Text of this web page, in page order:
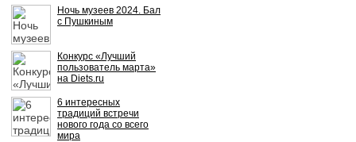
Ночь музеев 2024. Бал
с Пушкиным
Конкурс «Лучший
пользователь марта»
на Diets.ru
6 интересных
традиций встречи
нового года со всего
мира